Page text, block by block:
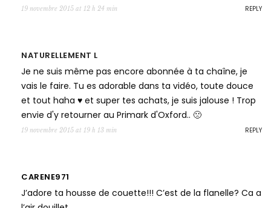
19 novembre 2015 at 12 h 24 min REPLY
NATURELLEMENT L
Je ne suis même pas encore abonnée à ta chaîne, je
vais le faire. Tu es adorable dans ta vidéo, toute douce
et tout haha ♥ et super tes achats, je suis jalouse ! Trop
envie d'y retourner au Primark d'Oxford.. 🙁
19 novembre 2015 at 19 h 13 min REPLY
CARENE971
J’adore ta housse de couette!!! C’est de la flanelle? Ca a